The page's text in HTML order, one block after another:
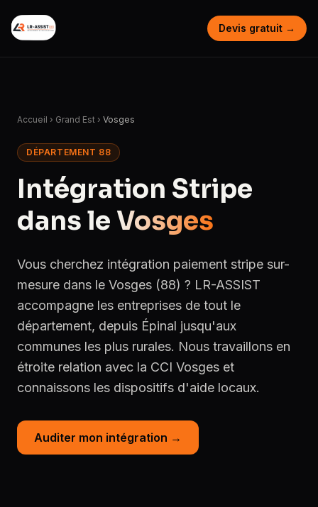
Devis gratuit →
Accueil › Grand Est › Vosges
DÉPARTEMENT 88
Intégration Stripe
dans le Vosges
Vous cherchez intégration paiement stripe sur-
mesure dans le Vosges (88) ? LR-ASSIST
accompagne les entreprises de tout le
département, depuis Épinal jusqu'aux
communes les plus rurales. Nous travaillons en
étroite relation avec la CCI Vosges et
connaissons les dispositifs d'aide locaux.
Auditer mon intégration →